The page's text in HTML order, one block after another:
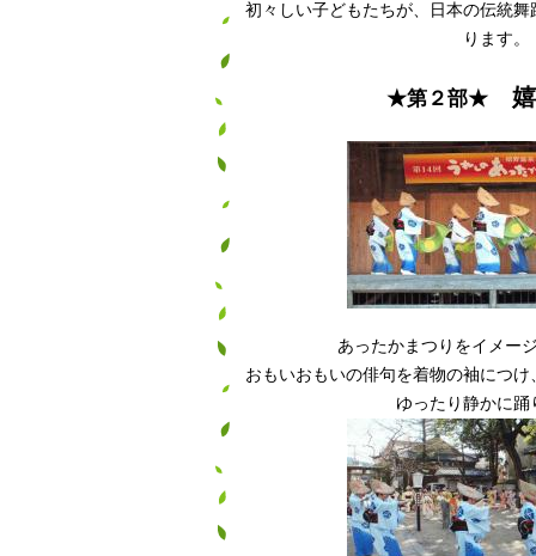
初々しい子どもたちが、日本の伝統
ります。
★第２部★嬉
あったかまつりをイメー
おもいおもいの俳句を着物の袖につ
ゆったり静かに踊